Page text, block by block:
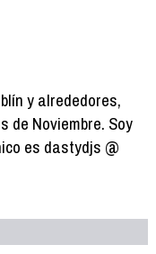
y alrededores,
de Noviembre. Soy
es dastydjs @